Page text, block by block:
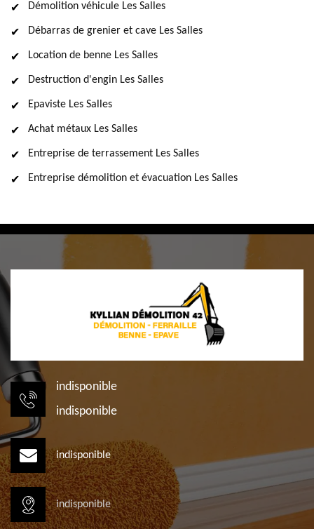
Démolition véhicule Les Salles
Débarras de grenier et cave Les Salles
Location de benne Les Salles
Destruction d'engin Les Salles
Epaviste Les Salles
Achat métaux Les Salles
Entreprise de terrassement Les Salles
Entreprise démolition et évacuation Les Salles
indisponible
indisponible
indisponible
indisponible